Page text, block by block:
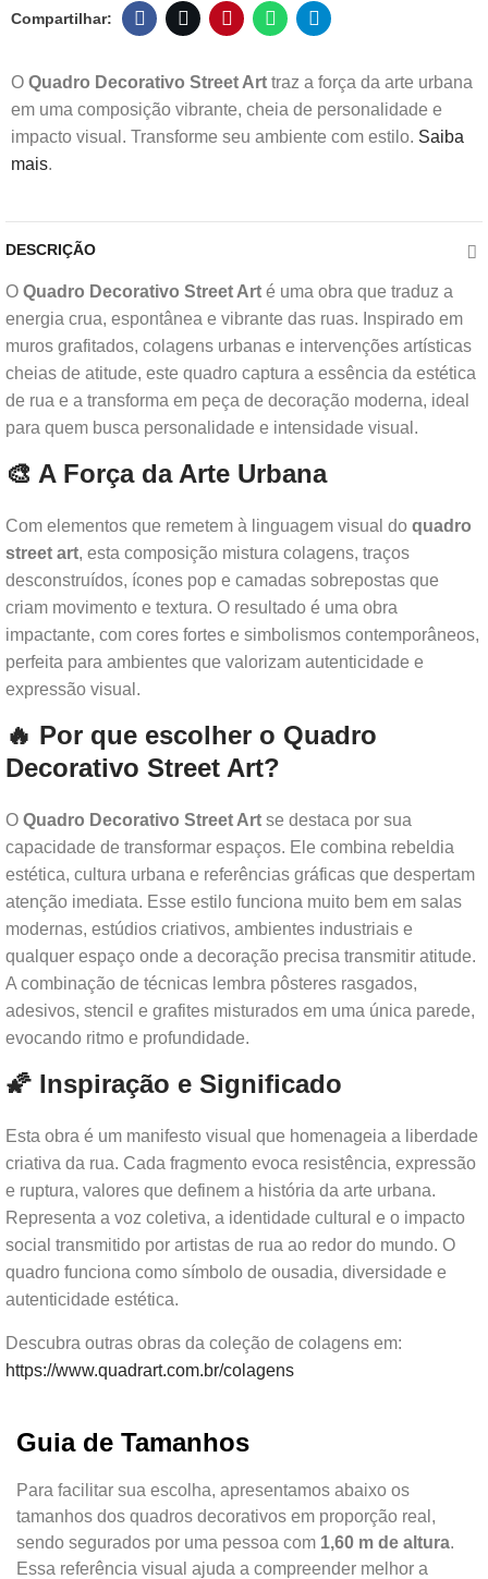
O Quadro Decorativo Street Art traz a força da arte urbana
em uma composição vibrante, cheia de personalidade e
impacto visual. Transforme seu ambiente com estilo. Saiba
mais.
DESCRIÇÃO
O Quadro Decorativo Street Art é uma obra que traduz a
energia crua, espontânea e vibrante das ruas. Inspirado em
muros grafitados, colagens urbanas e intervenções artísticas
cheias de atitude, este quadro captura a essência da estética
de rua e a transforma em peça de decoração moderna, ideal
para quem busca personalidade e intensidade visual.
🎨 A Força da Arte Urbana
Com elementos que remetem à linguagem visual do quadro
street art, esta composição mistura colagens, traços
desconstruídos, ícones pop e camadas sobrepostas que
criam movimento e textura. O resultado é uma obra
impactante, com cores fortes e simbolismos contemporâneos,
perfeita para ambientes que valorizam autenticidade e
expressão visual.
🔥 Por que escolher o Quadro
Decorativo Street Art?
O Quadro Decorativo Street Art se destaca por sua
capacidade de transformar espaços. Ele combina rebeldia
estética, cultura urbana e referências gráficas que despertam
atenção imediata. Esse estilo funciona muito bem em salas
modernas, estúdios criativos, ambientes industriais e
qualquer espaço onde a decoração precisa transmitir atitude.
A combinação de técnicas lembra pôsteres rasgados,
adesivos, stencil e grafites misturados em uma única parede,
evocando ritmo e profundidade.
🌠 Inspiração e Significado
Esta obra é um manifesto visual que homenageia a liberdade
criativa da rua. Cada fragmento evoca resistência, expressão
e ruptura, valores que definem a história da arte urbana.
Representa a voz coletiva, a identidade cultural e o impacto
social transmitido por artistas de rua ao redor do mundo. O
quadro funciona como símbolo de ousadia, diversidade e
autenticidade estética.
Descubra outras obras da coleção de colagens em:
https://www.quadrart.com.br/colagens
Guia de Tamanhos
Para facilitar sua escolha, apresentamos abaixo os
tamanhos dos quadros decorativos em proporção real,
sendo segurados por uma pessoa com 1,60 m de altura.
Essa referência visual ajuda a compreender melhor a